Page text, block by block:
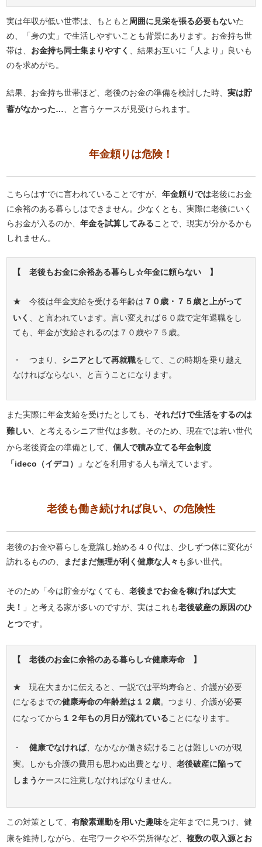
実は年収が低い世帯は、もともと 周囲に見栄を張る必要もないた
め、「身の丈」で生活しやすいことも背景にあります。お金持ち世
帯は、 お金持ち同士集まりやすく 、結果お互いに「人より」良いも
のを求めがち。
結果、お金持ち世帯ほど、老後のお金の準備を検討した時、実は貯
蓄がなかった…、と言うケースが見受けられます。
年金頼りは危険！
こちらはすでに言われていることですが、年金頼りでは老後にお金
に余裕のある暮らしはできません。少なくとも、実際に老後にいく
らお金が入るのか、年金を試算してみることで、現実が分かるかも
しれません。
【 老後もお金に余裕ある暮らし☆年金に頼らない 】
★ 今後は年金支給を受ける年齢は ７０歳・７５歳と上がって
いく 、と言われています。言い変えれば６０歳で定年退職をし
ても、年金が支給されるのは７０歳や７５歳。
・ つまり、 シニアとして再就職をして、この時期を乗り越え
なければならない、と言うことになります。
また実際に年金支給を受けたとしても、 それだけで生活をするのは
難しい、と考えるシニア世代は多数。そのため、現在では若い世代
から老後資金の準備として、個人で積み立てる年金制度
「ideco（イデコ）」 などを利用する人も増えています。
老後も働き続ければ良い、の危険性
老後のお金や暮らしを意識し始める４０代は、少しずつ体に変化が
訪れるものの、
まだまだ無理が利く健康な人々 も多い世代。
そのため「今は貯金がなくても、老後までお金を稼げれば大丈
夫！
」と考える家が多いのですが、実はこれも老後破産の原因のひ
とつです。
【 老後のお金に余裕のある暮らし☆健康寿命 】
★ 現在大まかに伝えると、一説では平均寿命と、介護が必要
になるまでの健康寿命の年齢差は１２歳。つまり、介護が必要
になってから １２年もの月日が流れていることになります。
・健康でなければ、なかなか働き続けることは難しいのが現
実。しかも介護の費用も思わぬ出費となり、老後破産に陥って
しまうケースに注意しなければなりません。
この対策として、有酸素運動を用いた趣味を定年までに見つけ、健
康を維持しながら、在宅ワークや不労所得など、複数の収入源とお